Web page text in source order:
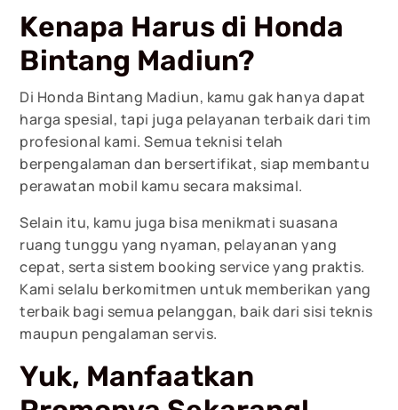
Kenapa Harus di Honda
Bintang Madiun?
Di Honda Bintang Madiun, kamu gak hanya dapat
harga spesial, tapi juga pelayanan terbaik dari tim
profesional kami. Semua teknisi telah
berpengalaman dan bersertifikat, siap membantu
perawatan mobil kamu secara maksimal.
Selain itu, kamu juga bisa menikmati suasana
ruang tunggu yang nyaman, pelayanan yang
cepat, serta sistem booking service yang praktis.
Kami selalu berkomitmen untuk memberikan yang
terbaik bagi semua pelanggan, baik dari sisi teknis
maupun pengalaman servis.
Yuk, Manfaatkan